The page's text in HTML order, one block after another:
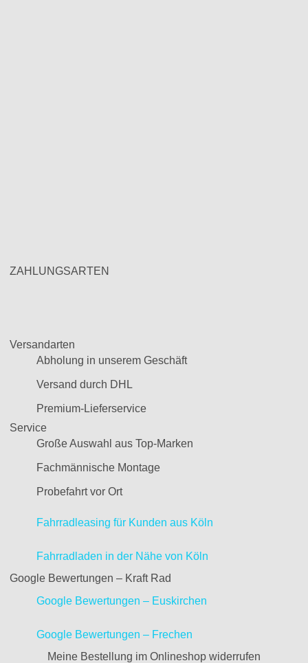
ZAHLUNGSARTEN
Versandarten
Abholung in unserem Geschäft
Versand durch DHL
Premium-Lieferservice
Service
Große Auswahl aus Top-Marken
Fachmännische Montage
Probefahrt vor Ort
Fahrradleasing für Kunden aus Köln
Fahrradladen in der Nähe von Köln
Google Bewertungen – Kraft Rad
Google Bewertungen – Euskirchen
Google Bewertungen – Frechen
Meine Bestellung im Onlineshop widerrufen